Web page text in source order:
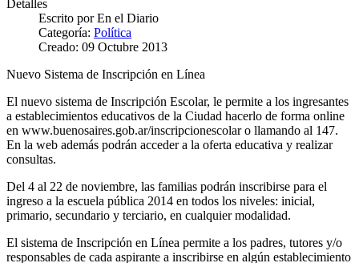
Detalles
Escrito porEn el Diario
Categoría: Política
Creado: 09 Octubre 2013
Nuevo Sistema de Inscripción en Línea
El nuevo sistema de Inscripción Escolar, le permite a los ingresantes
a establecimientos educativos de la Ciudad hacerlo de forma online
en www.buenosaires.gob.ar/inscripcionescolar o llamando al 147.
En la web además podrán acceder a la oferta educativa y realizar
consultas.
Del 4 al 22 de noviembre, las familias podrán inscribirse para el
ingreso a la escuela pública 2014 en todos los niveles: inicial,
primario, secundario y terciario, en cualquier modalidad.
El sistema de Inscripción en Línea permite a los padres, tutores y/o
responsables de cada aspirante a inscribirse en algún establecimiento